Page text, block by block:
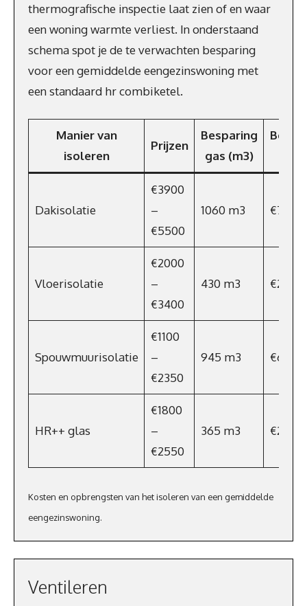
thermografische inspectie laat zien of en waar
een woning warmte verliest. In onderstaand
schema spot je de te verwachten besparing
voor een gemiddelde eengezinswoning met
een standaard hr combiketel.
Manier van
isoleren
Prijzen
Besparing
gas (m3)
Dakisolatie
€3900
–
€5500
1060 m3 €700
Vloerisolatie
€2000
–
€3400
430 m3 €284
Spouwmuurisolatie
€1100
–
€2350
945 m3 €624
HR++ glas
€1800
–
€2550
365 m3 €240,9
Kosten en opbrengsten van het isoleren van een gemiddelde
eengezinswoning.
Ventileren